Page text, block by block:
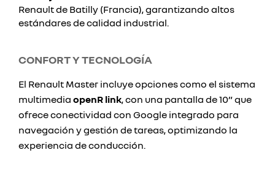
Renault de Batilly (Francia), garantizando altos
estándares de calidad industrial.
CONFORT Y TECNOLOGÍA
El Renault Master incluye opciones como el sistema
multimedia openR link, con una pantalla de 10” que
ofrece conectividad con Google integrado para
navegación y gestión de tareas, optimizando la
experiencia de conducción.